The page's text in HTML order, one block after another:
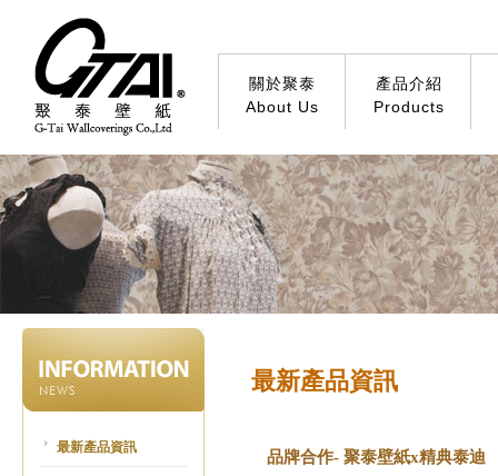
關於聚泰
About Us
產品介紹
Products
最新產品資訊
最新產品資訊
品牌合作- 聚泰壁紙x精典泰迪